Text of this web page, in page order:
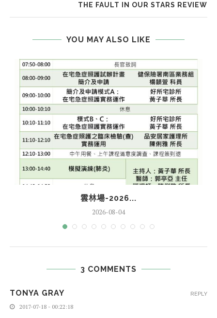
THE FAULT IN OUR STARS REVIEW
YOU MAY ALSO LIKE
雲林場-2026...
2026-08-04
3 COMMENTS
TONYA GRAY
2017-07-18 - 00:22:18
REPLY